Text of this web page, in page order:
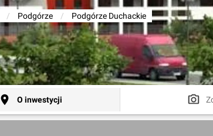
/ Podgórze / Podgórze Duchackie
O inwestycji